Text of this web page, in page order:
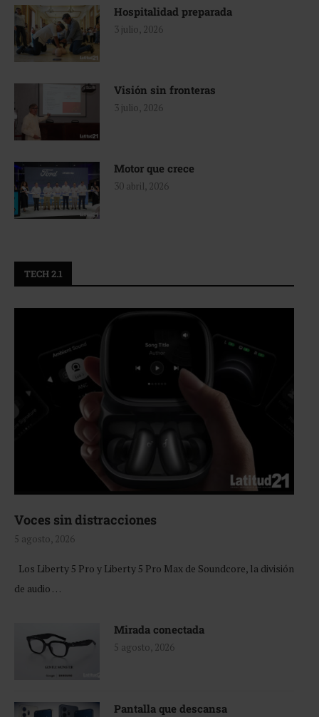
Hospitalidad preparada
3 julio, 2026
Visión sin fronteras
3 julio, 2026
Motor que crece
30 abril, 2026
TECH 2.1
Voces sin distracciones
5 agosto, 2026
Los Liberty 5 Pro y Liberty 5 Pro Max de Soundcore, la división
de audio …
Mirada conectada
5 agosto, 2026
Pantalla que descansa